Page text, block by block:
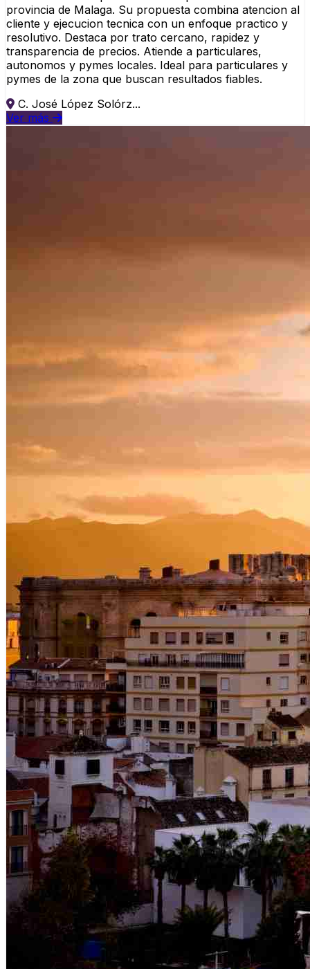
provincia de Malaga. Su propuesta combina atencion al
cliente y ejecucion tecnica con un enfoque practico y
resolutivo. Destaca por trato cercano, rapidez y
transparencia de precios. Atiende a particulares,
autonomos y pymes locales. Ideal para particulares y
pymes de la zona que buscan resultados fiables.
C. José López Solórz...
Ver más